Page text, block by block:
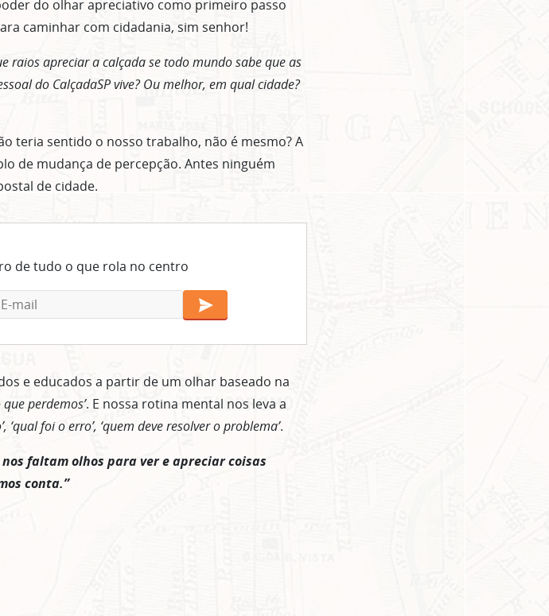
do olhar apreciativo como primeiro passo
caminhar com cidadania, sim senhor!
raios apreciar a calçada se todo mundo sabe que as
do CalçadaSP vive? Ou melhor, em qual cidade?
teria sentido o nosso trabalho, não é mesmo? A
de mudança de percepção. Antes ninguém
de cidade.
de tudo o que rola no centro
e educados a partir de um olhar baseado na
que perdemos’. E nossa rotina mental nos leva a
‘qual foi o erro’, ‘quem deve resolver o problema’.
faltam olhos para ver e apreciar coisas
conta.”